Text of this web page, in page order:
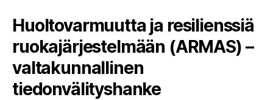
Huoltovarmuutta ja resilienssiä
ruokajärjestelmään (ARMAS) –
valtakunnallinen
tiedonvälityshanke